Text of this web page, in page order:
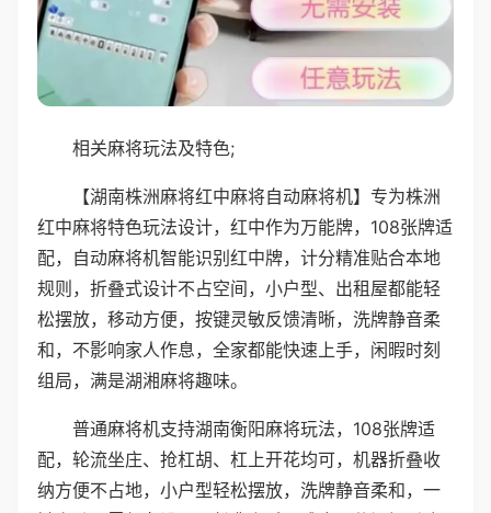
相关麻将玩法及特色;
【湖南株洲麻将红中麻将自动麻将机】专为株洲
红中麻将特色玩法设计，红中作为万能牌，108张牌适
配，自动麻将机智能识别红中牌，计分精准贴合本地
规则，折叠式设计不占空间，小户型、出租屋都能轻
松摆放，移动方便，按键灵敏反馈清晰，洗牌静音柔
和，不影响家人作息，全家都能快速上手，闲暇时刻
组局，满是湖湘麻将趣味。
普通麻将机支持湖南衡阳麻将玩法，108张牌适
配，轮流坐庄、抢杠胡、杠上开花均可，机器折叠收
纳方便不占地，小户型轻松摆放，洗牌静音柔和，一